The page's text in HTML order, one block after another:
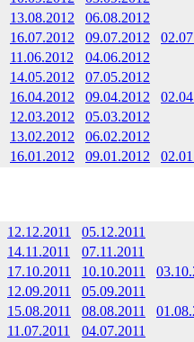
13.08.2012
06.08.2012
16.07.2012 09.07.2012
11.06.2012
04.06.2012
14.05.2012
07.05.2012
16.04.2012 09.04.2012
12.03.2012
05.03.2012
13.02.2012
06.02.2012
16.01.2012 09.01.2012
12.12.2011
05.12.2011
14.11.2011
07.11.2011
17.10.2011 10.10.2011
12.09.2011
05.09.2011
15.08.2011 08.08.2011
11.07.2011
04.07.2011